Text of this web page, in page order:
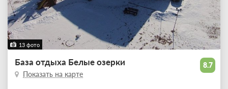
13 фото
8.7
База отдыха Белые озерки
Показать на карте